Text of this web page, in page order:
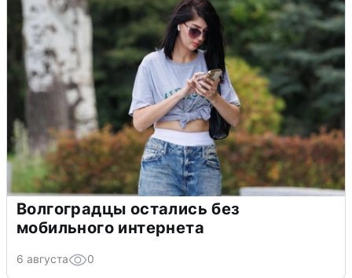
Волгоградцы остались без
мобильного интернета
6 августа 0